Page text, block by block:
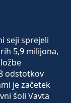
seji sprejeli
5,9 milijona,
odstotkov
je začetek
šoli Vavta